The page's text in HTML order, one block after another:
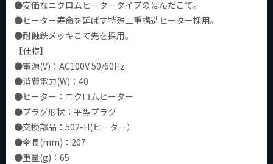
●安価なニクロムヒータータイプのはんだこて。
●ヒーター寿命を延ばす特殊二重構造ヒーター採用。
●耐蝕鉄メッキこて先を採用。
【仕様】
●電源(V)：AC100V 50/60Hz
●消費電力(W)：40
●ヒーター：ニクロムヒーター
●プラグ形状：平型プラグ
●交換部品：502-H(ヒーター）
●全長(mm)：207
●重量(g)：65